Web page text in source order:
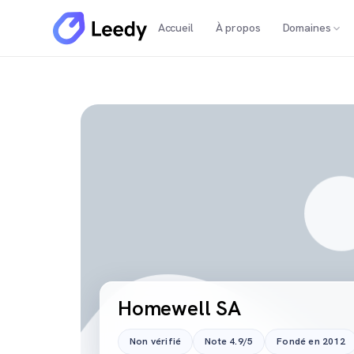
Accueil À propos Domaines
Homewell SA
Non vérifié Note 4.9/5 Fondé en 2012